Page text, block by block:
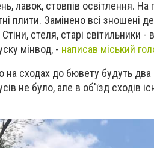
лавок, стовпів освітлення. На
плити. Замінено всі зношені
стеля, старі світильники
мінвод, - написав міський
сходах до бювету будуть
не було, але в об'їзд сходів